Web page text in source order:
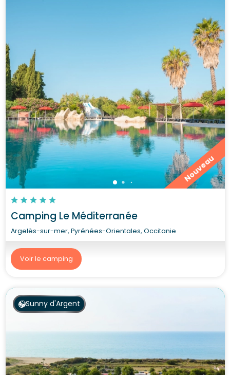
Nouveau
Camping Le Méditerranée
Argelès-sur-mer, Pyrénées-Orientales, Occitanie
Voir le camping
Sunny d'Argent